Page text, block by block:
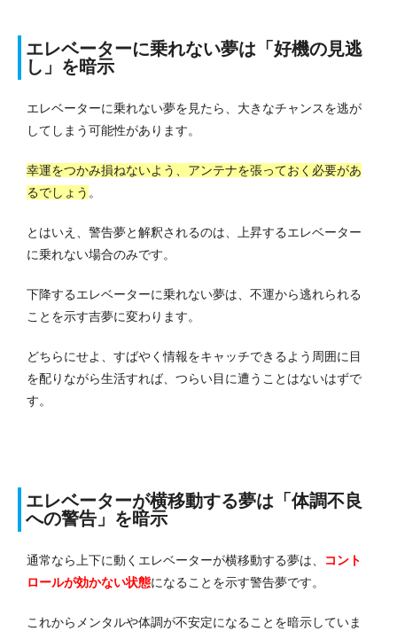
エレベーターに乗れない夢は「好機の見逃
し」を暗示
エレベーターに乗れない夢を見たら、大きなチャンスを逃が
してしまう可能性があります。
幸運をつかみ損ねないよう、アンテナを張っておく必要があ
るでしょう 。
とはいえ、警告夢と解釈されるのは、上昇するエレベーター
に乗れない場合のみです。
下降するエレベーターに乗れない夢は、不運から逃れられる
ことを示す吉夢に変わります。
どちらにせよ、すばやく情報をキャッチできるよう周囲に目
を配りながら生活すれば、つらい目に遭うことはないはずで
す。
エレベーターが横移動する夢は「体調不良
への警告」を暗示
通常なら上下に動くエレベーターが横移動する夢は、
コント
ロールが効かない状態になることを示す警告夢です。
これからメンタルや体調が不安定になることを暗示していま